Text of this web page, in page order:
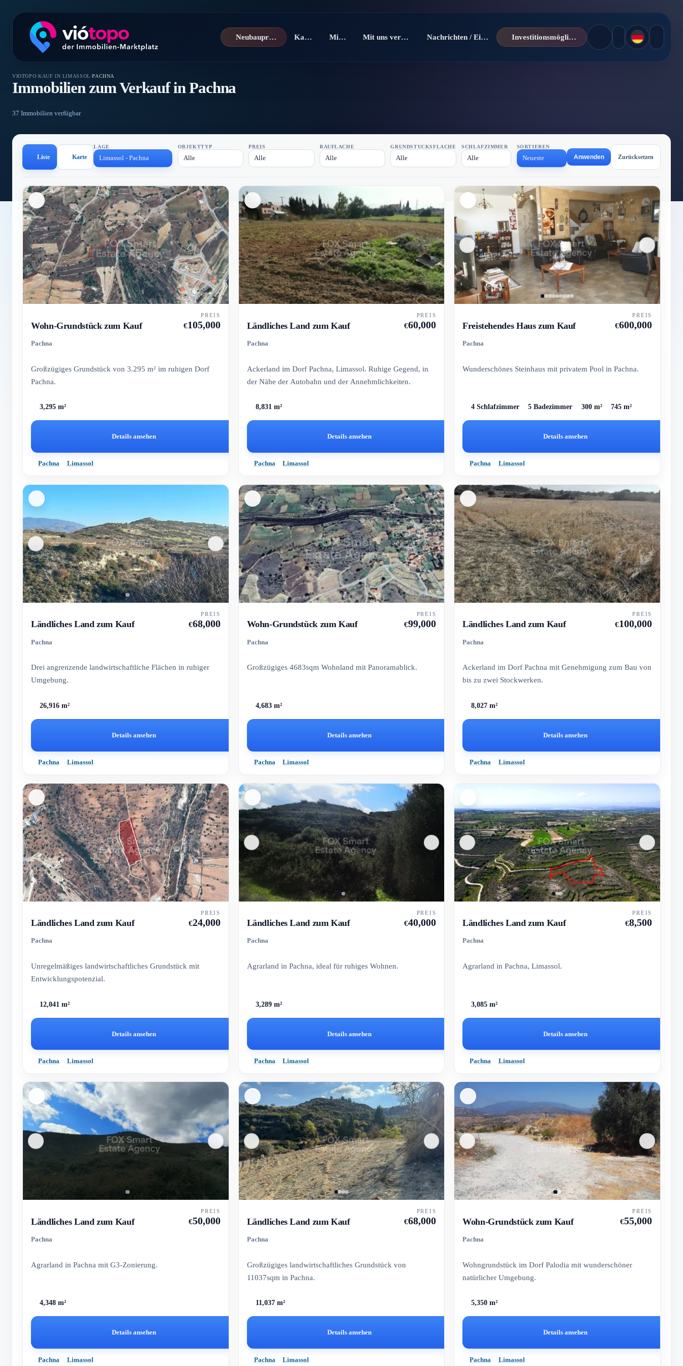
Neubauprojekte Kaufen Mieten Mit uns verkaufen Nachrichten / Einblicke Investitionsmöglichkeiten
VIOTOPO/KAUF IN LIMASSOL/PACHNA
Immobilien zum Verkauf in Pachna
37 Immobilien verfügbar
Liste Karte
LAGE
Limassol - Pachna
OBJEKTTYP
Alle
PREIS
Alle
BAUFLÄCHE
Alle
GRUNDSTÜCKSFLÄCHE
Alle
SCHLAFZIMMER
Alle
SORTIEREN
Neueste Anwenden Zurücksetzen
Wohn-Grundstück zum Kauf
Pachna
PREIS
€105,000
Großzügiges Grundstück von 3.295 m² im ruhigen Dorf
Pachna.
3,295 m²
Details ansehen
Pachna Limassol
Ländliches Land zum Kauf
Pachna
PREIS
€60,000
Ackerland im Dorf Pachna, Limassol. Ruhige Gegend, in
der Nähe der Autobahn und der Annehmlichkeiten.
8,831 m²
Details ansehen
Pachna Limassol
Freistehendes Haus zum Kauf
Pachna
PREIS
€600,000
Wunderschönes Steinhaus mit privatem Pool in Pachna.
4 Schlafzimmer 5 Badezimmer 300 m² 745 m²
Details ansehen
Pachna Limassol
Ländliches Land zum Kauf
Pachna
PREIS
€68,000
Drei angrenzende landwirtschaftliche Flächen in ruhiger
Umgebung.
26,916 m²
Details ansehen
Pachna Limassol
Wohn-Grundstück zum Kauf
Pachna
PREIS
€99,000
Großzügiges 4683sqm Wohnland mit Panoramablick.
4,683 m²
Details ansehen
Pachna Limassol
Ländliches Land zum Kauf
Pachna
PREIS
€100,000
Ackerland im Dorf Pachna mit Genehmigung zum Bau von
bis zu zwei Stockwerken.
8,027 m²
Details ansehen
Pachna Limassol
Ländliches Land zum Kauf
Pachna
PREIS
€24,000
Unregelmäßiges landwirtschaftliches Grundstück mit
Entwicklungspotenzial.
12,041 m²
Details ansehen
Pachna Limassol
Ländliches Land zum Kauf
Pachna
PREIS
€40,000
Agrarland in Pachna, ideal für ruhiges Wohnen.
3,289 m²
Details ansehen
Pachna Limassol
Ländliches Land zum Kauf
Pachna
PREIS
€8,500
Agrarland in Pachna, Limassol.
3,085 m²
Details ansehen
Pachna Limassol
Ländliches Land zum Kauf
Pachna
PREIS
€50,000
Agrarland in Pachna mit G3-Zonierung.
4,348 m²
Details ansehen
Pachna Limassol
Ländliches Land zum Kauf
Pachna
PREIS
€68,000
Großzügiges landwirtschaftliches Grundstück von
11037sqm in Pachna.
11,037 m²
Details ansehen
Pachna Limassol
Wohn-Grundstück zum Kauf
Pachna
PREIS
€55,000
Wohngrundstück im Dorf Palodia mit wunderschöner
natürlicher Umgebung.
5,350 m²
Details ansehen
Pachna Limassol